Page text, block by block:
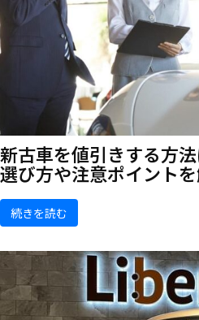
新古車を値引きする方
選び方や注意ポイント
続きを読む